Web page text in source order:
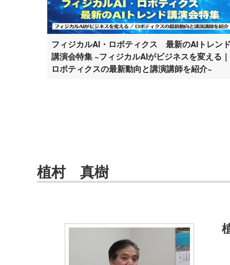
フィジカルAI・ロボティクス 最新のAIトレン
講演会特集 ~フィジカルAIがビジネスを変える｜
ロボティクスの最新動向と講演講師を紹介~
植村 真樹